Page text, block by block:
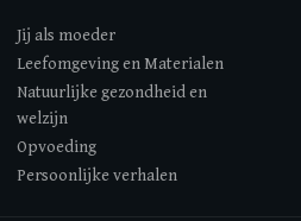
Jij als moeder
Leefomgeving en Materialen
Natuurlijke gezondheid en
welzijn
Opvoeding
Persoonlijke verhalen